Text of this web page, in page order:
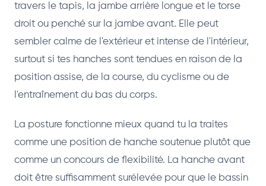
travers le tapis, la jambe arrière longue et le torse
droit ou penché sur la jambe avant. Elle peut
sembler calme de l'extérieur et intense de l'intérieur,
surtout si tes hanches sont tendues en raison de la
position assise, de la course, du cyclisme ou de
l'entraînement du bas du corps.
La posture fonctionne mieux quand tu la traites
comme une position de hanche soutenue plutôt que
comme un concours de flexibilité. La hanche avant
doit être suffisamment surélevée pour que le bassin